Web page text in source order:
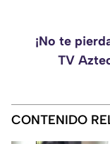
¡No te
TV
CONTENIDO